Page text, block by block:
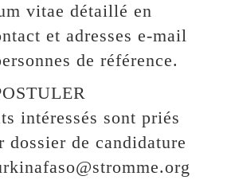
vitae détaillé en
et adresses e-mail
de référence.
intéressés sont priés
dossier de candidature